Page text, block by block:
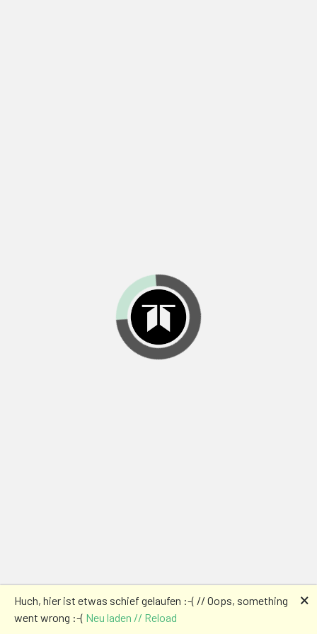
Huch, hier ist etwas schief gelaufen :-( // Oops, something
went wrong :-( Neu laden // Reload
🗙